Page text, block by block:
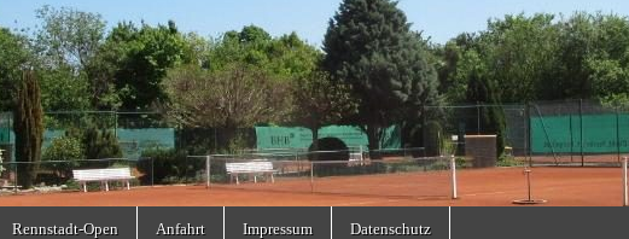
Rennstadt-Open Anfahrt Impressum Datenschutz